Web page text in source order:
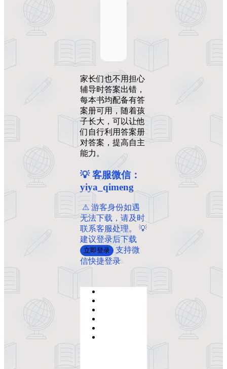
家长们也不用担心
辅导时答案出错，
每本书均配备有答
案册可用，随着孩
子长大，可以让他
们自行利用答案册
对答案，提高自主
能力。
💡 客服微信：
yiya_qimeng
️ ️⚠ 游客身份如遇
无法下载，请及时
联系客服处理。 💡
建议登录后下载
立即登录 支持微
信快捷登录